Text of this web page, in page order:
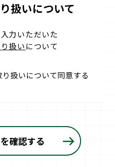
扱いについて
力いただいた
扱い について
扱いについて同意する
確認する